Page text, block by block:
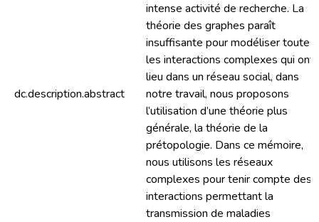
dc.description.abstract
intense activité de recherche. La
théorie des graphes paraît
insuffisante pour modéliser toutes
les interactions complexes qui ont
lieu dans un réseau social, dans
notre travail, nous proposons
l’utilisation d’une théorie plus
générale, la théorie de la
prétopologie. Dans ce mémoire,
nous utilisons les réseaux
complexes pour tenir compte des
interactions permettant la
transmission de maladies